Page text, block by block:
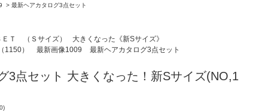
> 最新ヘアカタログ3点セット
Ｔ （Ｓサイズ）
大きくなった《新Sサイズ》
1150）
最新画像1009 最新ヘアカタログ3点セット
3点セット 大きくなった！新Sサイズ(NO,1